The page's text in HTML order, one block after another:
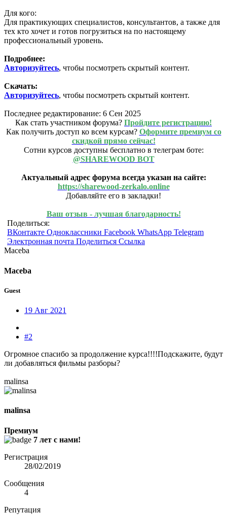
Для кого:
Для практикующих специалистов, консультантов, а также для
тех кто хочет и готов погрузиться на по настоящему
профессиональный уровень.
Подробнее:
Авторизуйтесь, чтобы посмотреть скрытый контент.
Скачать:
Авторизуйтесь, чтобы посмотреть скрытый контент.
Последнее редактирование: 6 Сен 2025
Как стать участником форума? Пройдите регистрацию!
Как получить доступ ко всем курсам? Оформите премиум со
скидкой прямо сейчас!
Сотни курсов доступны бесплатно в телеграм боте:
@SHAREWOOD BOT
Актуальный адрес форума всегда указан на сайте:
https://sharewood-zerkalo.online
Добавляйте его в закладки!
Ваш отзыв - лучшая благодарность!
Поделиться:
ВКонтакте Одноклассники Facebook WhatsApp Telegram
Электронная почта Поделиться Ссылка
Maceba
Maceba
Guest
19 Авг 2021
#2
Огромное спасибо за продолжение курса!!!!Подскажите, будут
ли добавляться фильмы разборы?
malinsa
malinsa
Премиум
7 лет с нами!
Регистрация
28/02/2019
Сообщения
4
Репутация